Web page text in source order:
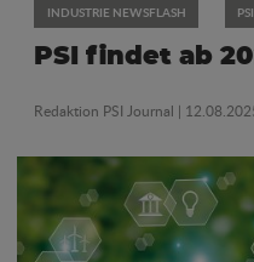
INDUSTRIE NEWSFLASH PSI
PSI findet ab
Redaktion PSI Journal |